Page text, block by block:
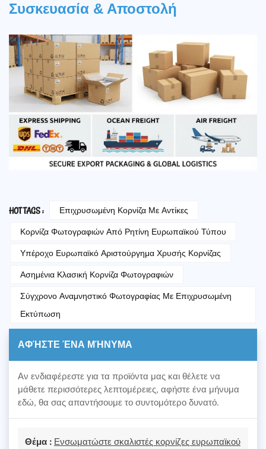
Συσκευασία & Αποστολή
HOT TAGS :
Επιχρυσωμένη Κορνίζα Με Αντίκες
Κορνίζα Φωτογραφιών Από Ρητίνη Ευρωπαϊκού Τύπου
Υπέροχο Ευρωπαϊκό Αριστούργημα Χρυσής Κορνίζας
Ασημένια Κλασική Κορνίζα Φωτογραφιών
Σύγχρονο Αναμνηστικό Φωτογραφίας Με Επιχρυσωμένη
Εκτύπωση
ΑΦΉΣΤΕ ΈΝΑ ΜΉΝΥΜΑ
Αν ενδιαφέρεστε για τα προϊόντα μας και θέλετε να
μάθετε περισσότερες λεπτομέρειες, αφήστε ένα μήνυμα
εδώ, θα σας απαντήσουμε το συντομότερο δυνατό.
Θέμα : Ενσωματώστε σκαλιστές κορνίζες ευρωπαϊκού